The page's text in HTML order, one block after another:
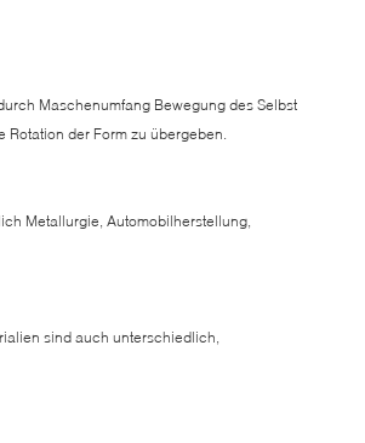
Maschenumfang Bewegung des Selbst
der Form zu übergeben.
Metallurgie, Automobilherstellung,
sind auch unterschiedlich,